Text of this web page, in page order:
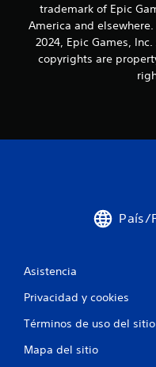
trademark of Epic
America and
2024, Epic Games,
copyrights are
País/
Asistencia
Privacidad y cookies
Términos de uso del
Mapa del sitio